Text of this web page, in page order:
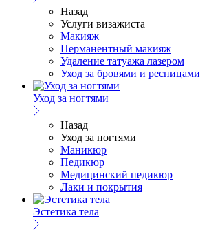
Назад
Услуги визажиста
Макияж
Перманентный макияж
Удаление татуажа лазером
Уход за бровями и ресницами
Уход за ногтями
Назад
Уход за ногтями
Маникюр
Педикюр
Медицинский педикюр
Лаки и покрытия
Эстетика тела